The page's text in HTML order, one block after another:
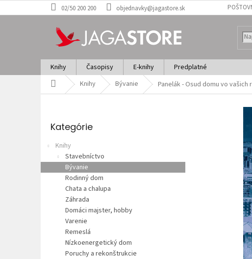
Prejsť
02/50 200 200 objednavky@jagastore.sk
Knihy Časopisy E-knihy
Predplatné
DomovKnihy Bývanie Panelák - Osud domu vo vašich
a
n
kategórie
Kategórie
Knihy
Stavebníctvo
Bývanie
Rodinný dom
Chata a chalupa
Záhrada
Domáci majster, hobby
Varenie
Remeslá
Nízkoenergetický dom
Poruchy a rekonštrukcie